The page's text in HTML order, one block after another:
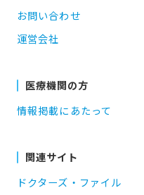
お問い合わせ
運営会社
医療機関の方
情報掲載にあたって
関連サイト
ドクターズ・ファイル